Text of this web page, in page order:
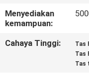
BERITA
PERMINTAAN
PENAWARAN
Menyediakan
kemampuan:
Cahaya Tinggi: Tas
Tas
Tas